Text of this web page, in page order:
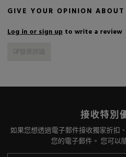
GIVE YOUR OPINION
Log in or sign up to write a review
發表評論
接收特別
如果您想透過電子郵件接收獨家折扣
您的電子郵件。 您可以